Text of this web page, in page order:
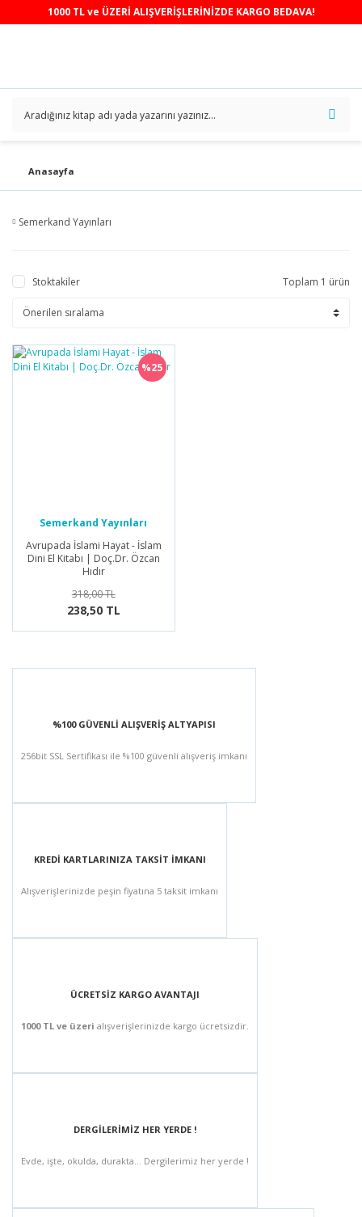
1000 TL ve ÜZERİ ALIŞVERİŞLERİNİZDE KARGO BEDAVA!
Anasayfa
Semerkand Yayınları
Stoktakiler Toplam 1 ürün
%25
Semerkand Yayınları
Avrupada İslami Hayat - İslam
Dini El Kitabı | Doç.Dr. Özcan
Hıdır
318,00 TL
238,50 TL
%100 GÜVENLİ ALIŞVERİŞ ALTYAPISI
256bit SSL Sertifikası ile %100 güvenli alışveriş imkanı
KREDİ KARTLARINIZA TAKSİT İMKANI
Alışverişlerinizde peşin fiyatına 5 taksit imkanı
ÜCRETSİZ KARGO AVANTAJI
1000 TL ve üzeri alışverişlerinizde kargo ücretsizdir.
DERGİLERİMİZ HER YERDE !
Evde, işte, okulda, durakta... Dergilerimiz her yerde !